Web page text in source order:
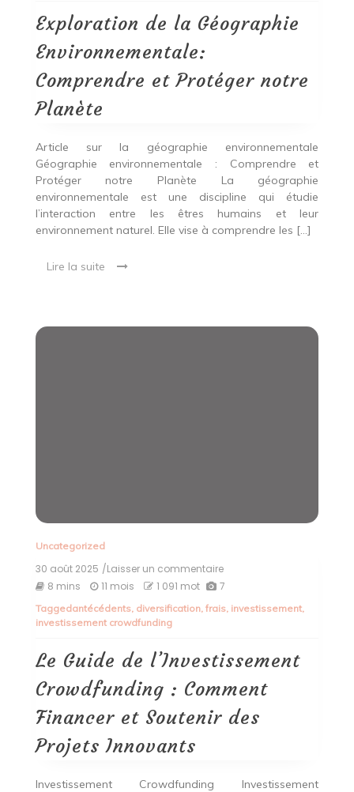
Comprendre
et
Planète
Exploration de la Géographie
Environnementale:
Comprendre et Protéger notre
Planète
Article sur la géographie environnementale
Géographie environnementale : Comprendre et
Protéger notre Planète La géographie
environnementale est une discipline qui étudie
l’interaction entre les êtres humains et leur
environnement naturel. Elle vise à comprendre les […]
Lire la suite
Uncategorized
30 août 2025 /Laisser un commentaireon
Le
de
:
Comment
Financer
et
Soutenir
des
8 mins 11 mois 1 091 mot 7
Taggedantécédents, diversification, frais, investissement,
investissement crowdfunding
Le Guide de l’Investissement
Crowdfunding : Comment
Financer et Soutenir des
Projets Innovants
Investissement Crowdfunding Investissement